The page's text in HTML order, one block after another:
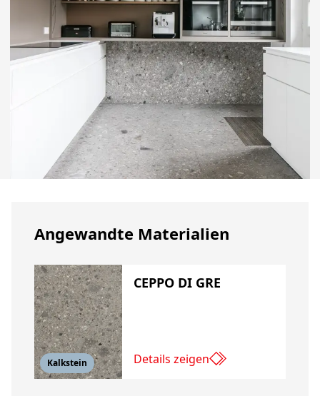
Angewandte Materialien
Kalkstein
CEPPO DI GRE
Details zeigen